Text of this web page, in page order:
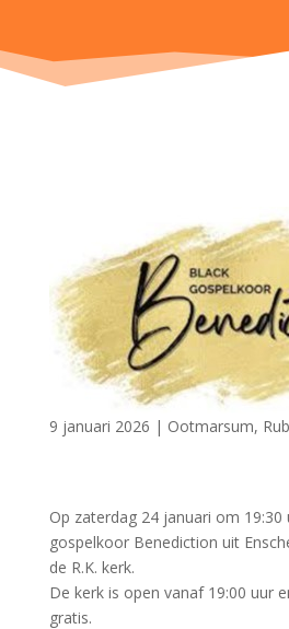
9 januari 2026 | Ootmarsum,
Op zaterdag 24 januari om 19:30
gospelkoor Benediction uit
de R.K. kerk.
De kerk is open vanaf 19:00 uur
gratis.